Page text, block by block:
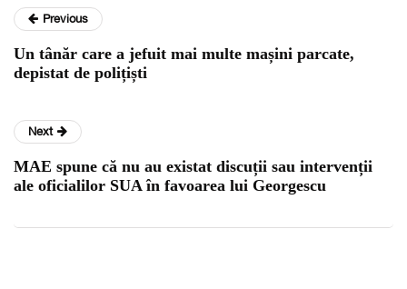
Previous
Un tânăr care a jefuit mai multe mașini parcate,
depistat de polițiști
Next
MAE spune că nu au existat discuții sau intervenții
ale oficialilor SUA în favoarea lui Georgescu